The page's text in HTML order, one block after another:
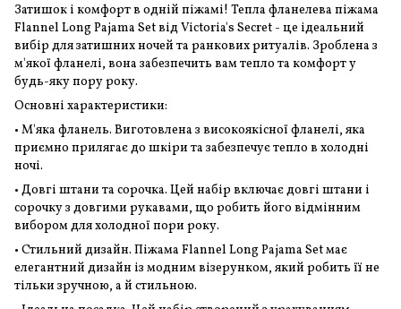
Затишок і комфорт в одній піжамі! Тепла фланелева піжама
Flannel Long Pajama Set від Victoria's Secret - це ідеальний
вибір для затишних ночей та ранкових ритуалів. Зроблена з
м'якої фланелі, вона забезпечить вам тепло та комфорт у
будь-яку пору року.
Основні характеристики:
• М'яка фланель. Виготовлена ​​з високоякісної фланелі, яка
приємно прилягає до шкіри та забезпечує тепло в холодні
ночі.
• Довгі штани та сорочка. Цей набір включає довгі штани і
сорочку з довгими рукавами, що робить його відмінним
вибором для холодної пори року.
• Стильний дизайн. Піжама Flannel Long Pajama Set має
елегантний дизайн із модним візерунком, який робить її не
тільки зручною, а й стильною.